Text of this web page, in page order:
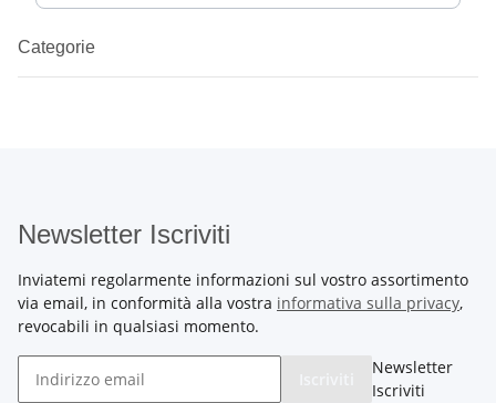
Categorie
Newsletter Iscriviti
Inviatemi regolarmente informazioni sul vostro assortimento
via email, in conformità alla vostra informativa sulla privacy,
revocabili in qualsiasi momento.
Newsletter
Iscriviti